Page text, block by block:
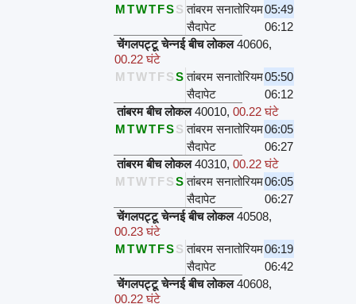
MTWTFSS तांबरम सनातोरियम05:49
सैदापेट
06:12
चेंगलपट्टू चेन्नई बीच लोकल 40606,
00.22 घंटे
M TWTFSS तांबरम सनातोरियम05:50
सैदापेट
06:12
तांबरम बीच लोकल 40010,00.22 घंटे
MTWTFSS तांबरम सनातोरियम06:05
सैदापेट
06:27
तांबरम बीच लोकल 40310,00.22 घंटे
M TWTFSS तांबरम सनातोरियम06:05
सैदापेट
06:27
चेंगलपट्टू चेन्नई बीच लोकल 40508,
00.23 घंटे
MTWTFSS तांबरम सनातोरियम06:19
सैदापेट
06:42
चेंगलपट्टू चेन्नई बीच लोकल 40608,
00.22 घंटे